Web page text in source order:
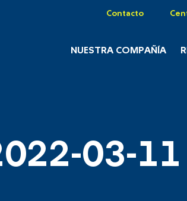
Contacto
NUESTRA COMPAÑÍA
03-